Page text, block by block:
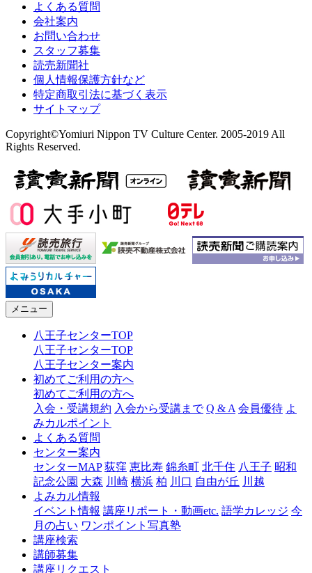
よくある質問
会社案内
お問い合わせ
スタッフ募集
読売新聞社
個人情報保護方針など
特定商取引法に基づく表示
サイトマップ
Copyright©Yomiuri Nippon TV Culture Center. 2005-2019 All
Rights Reserved.
メニュー
八王子センターTOP
八王子センターTOP
八王子センター案内
初めてご利用の方へ
初めてご利用の方へ
入会・受講規約 入会から受講まで Q & A 会員優待 よ
みカルポイント
よくある質問
センター案内
センターMAP 荻窪 恵比寿 錦糸町 北千住 八王子 昭和
記念公園 大森 川崎 横浜 柏 川口 自由が丘 川越
よみカル情報
イベント情報 講座リポート・動画etc. 語学カレッジ 今
月の占い ワンポイント写真塾
講座検索
講師募集
講座リクエスト